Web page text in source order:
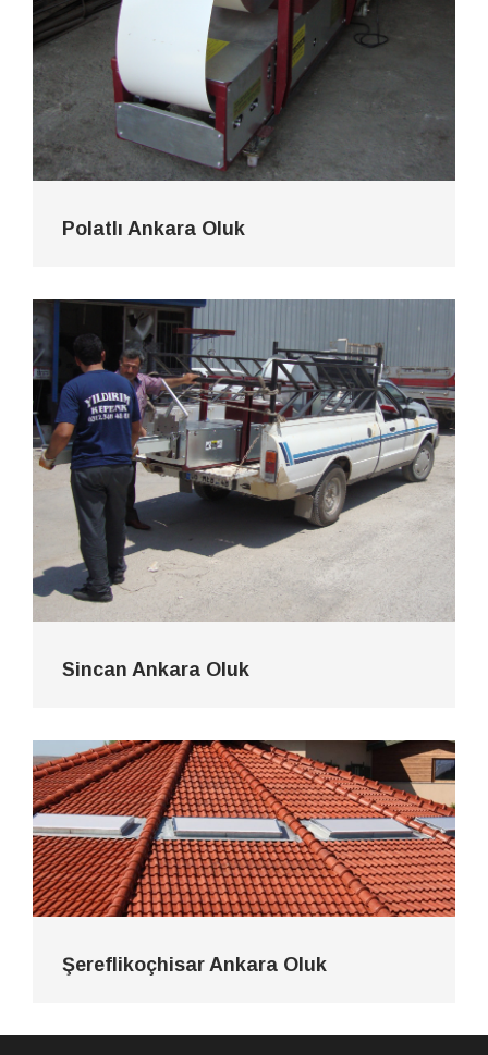
Polatlı Ankara Oluk
Sincan Ankara Oluk
Şereflikoçhisar Ankara Oluk